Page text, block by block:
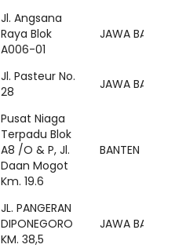
Jl. Angsana
Raya Blok
A006-01
JAWA BARAT
Jl. Pasteur No.
28
JAWA BARAT
Pusat Niaga
Terpadu Blok
A8 /O & P, Jl.
Daan Mogot
Km. 19.6
BANTEN
JL. PANGERAN
DIPONEGORO
KM. 38,5
JAWA BARAT